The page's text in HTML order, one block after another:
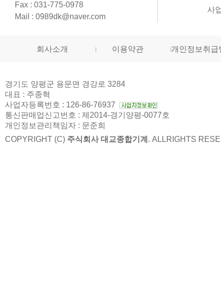
Fax : 031-775-0978
Mail : 0989dk@naver.com
사
회사소개 이용약관 개인정보취급
경기도 양평군 용문면 경강로 3284
대표 : 주종혁
사업자등록번호 : 126-86-76937
통신판매업신고번호 : 제2014-경기양평-0077호
개인정보관리책임자 : 문준희
COPYRIGHT (C) 주식회사 대교종합기계 . ALLRIGHTS